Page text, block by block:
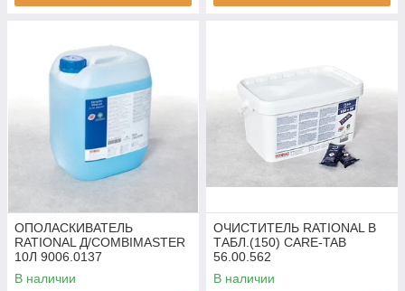
ОПОЛАСКИВАТЕЛЬ
RATIONAL Д/COMBIMASTER
10Л 9006.0137
В наличии
ОЧИСТИТЕЛЬ RATIONAL В
ТАБЛ.(150) CARE-TAB
56.00.562
В наличии